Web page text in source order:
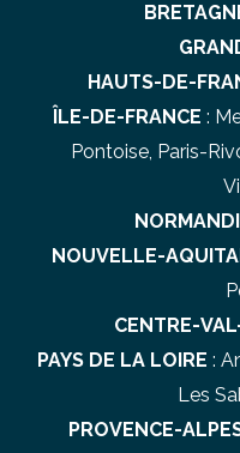
HAUTS-DE-
ÎLE-DE-FRANCE :
Pontoise, Paris-
NOUVELLE-
CENTRE-
PAYS DE LA LOIRE :
Les
PROVENCE-